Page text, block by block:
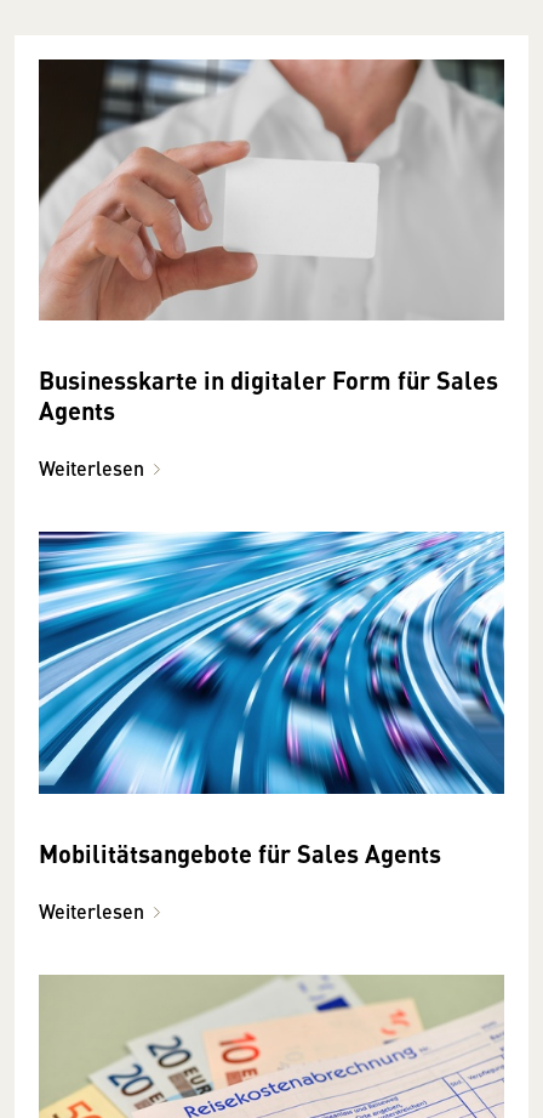
Businesskarte in digitaler Form für Sales
Agents
Weiterlesen
Mobilitätsangebote für Sales Agents
Weiterlesen